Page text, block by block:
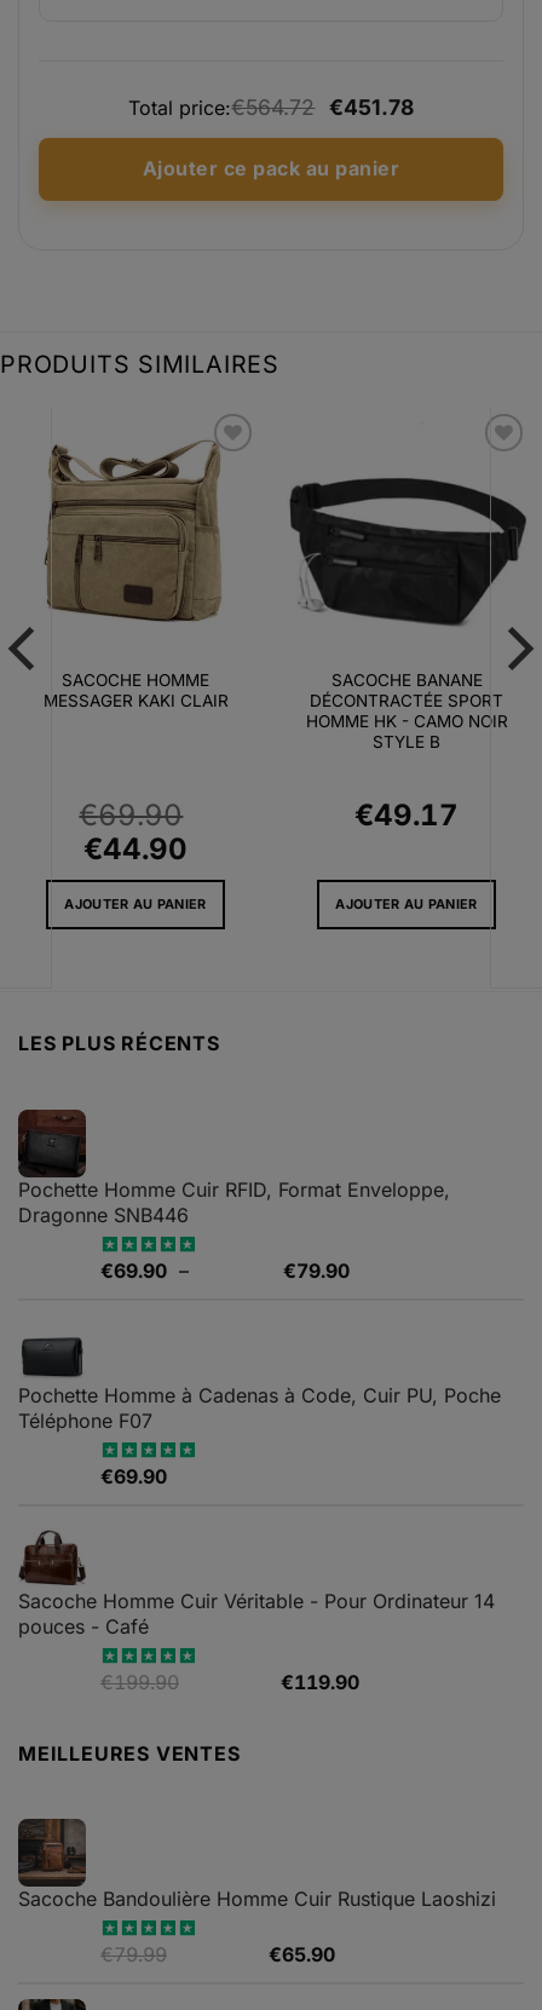
€377.00.€301.60.
Total price:€564.72 €451.78
Ajouter ce pack au panier
PRODUITS SIMILAIRES
Ajouter
à la liste
d’envies
SACOCHE HOMME
MESSAGER KAKI CLAIR
€69.90
Le
prix
initial
€44.90
prix
actuel
AJOUTER AU PANIER
à la liste
d’envies
SACOCHE BANANE
DÉCONTRACTÉE SPORT
HOMME HK - CAMO NOIR
STYLE B
€49.17
AJOUTER AU PANIER
LES PLUS RÉCENTS
Pochette Homme Cuir RFID, Format Enveloppe,
Dragonne SNB446
Note5.00
€69.90 – €79.90Plage
€79.90
Pochette Homme à Cadenas à Code, Cuir PU, Poche
Téléphone F07
Note4.67
€69.90
Sacoche Homme Cuir Véritable - Pour Ordinateur 14
pouces - Café
Note5.00
€199.90
était :
€119.90Le
MEILLEURES VENTES
Sacoche Bandoulière Homme Cuir Rustique Laoshizi
Note4.88
€79.99 €65.90Le